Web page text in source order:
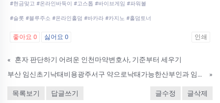
#현금맞고 #온라인바둑이 #고스톱 #바이브게임 #파워볼
#슬롯 #블루주소 #온라인홀덤 #바카라 #카지노 #홀덤토너
좋아요 0 싫어요 0 인쇄
«
혼자 판단하기 어려운 인천마약변호사, 기준부터 세우기
부산 임신초기낙태비용광주서구 약으로낙태가능한산부인과 임신중절수술비용 문의 미프진구입구매사이트 셋째 키울 형편이 안되서 중절수술 알아보고있어요임신초기유산유도제후유증 은얼마죠? 『』 먹는 낙태약 에 대해서 낙­태방법
»
목록보기 답글쓰기 글수정 글삭제